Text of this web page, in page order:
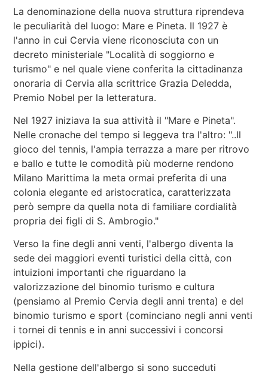
La denominazione della nuova struttura riprendeva
le peculiarità del luogo: Mare e Pineta. Il 1927 è
l'anno in cui Cervia viene riconosciuta con un
decreto ministeriale "Località di soggiorno e
turismo" e nel quale viene conferita la cittadinanza
onoraria di Cervia alla scrittrice Grazia Deledda,
Premio Nobel per la letteratura.
Nel 1927 iniziava la sua attività il "Mare e Pineta".
Nelle cronache del tempo si leggeva tra l'altro: "..Il
gioco del tennis, l'ampia terrazza a mare per ritrovo
e ballo e tutte le comodità più moderne rendono
Milano Marittima la meta ormai preferita di una
colonia elegante ed aristocratica, caratterizzata
però sempre da quella nota di familiare cordialità
propria dei figli di S. Ambrogio."
Verso la fine degli anni venti, l'albergo diventa la
sede dei maggiori eventi turistici della città, con
intuizioni importanti che riguardano la
valorizzazione del binomio turismo e cultura
(pensiamo al Premio Cervia degli anni trenta) e del
binomio turismo e sport (cominciano negli anni venti
i tornei di tennis e in anni successivi i concorsi
ippici).
Nella gestione dell'albergo si sono succeduti